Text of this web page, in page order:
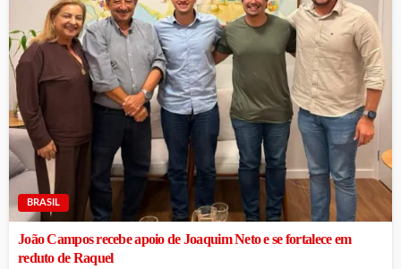
BRASIL
João Campos recebe apoio de Joaquim Neto e se fortalece em
reduto de Raquel